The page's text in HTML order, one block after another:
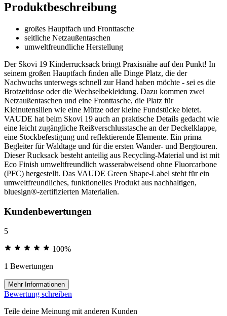
Produktbeschreibung
großes Hauptfach und Fronttasche
seitliche Netzaußentaschen
umweltfreundliche Herstellung
Der Skovi 19 Kinderrucksack bringt Praxisnähe auf den Punkt! In
seinem großen Hauptfach finden alle Dinge Platz, die der
Nachwuchs unterwegs schnell zur Hand haben möchte - sei es die
Brotzeitdose oder die Wechselbekleidung. Dazu kommen zwei
Netzaußentaschen und eine Fronttasche, die Platz für
Kleinutensilien wie eine Mütze oder kleine Fundstücke bietet.
VAUDE hat beim Skovi 19 auch an praktische Details gedacht wie
eine leicht zugängliche Reißverschlusstasche an der Deckelklappe,
eine Stockbefestigung und reflektierende Elemente. Ein prima
Begleiter für Waldtage und für die ersten Wander- und Bergtouren.
Dieser Rucksack besteht anteilig aus Recycling-Material und ist mit
Eco Finish umweltfreundlich wasserabweisend ohne Fluorcarbone
(PFC) hergestellt. Das VAUDE Green Shape-Label steht für ein
umweltfreundliches, funktionelles Produkt aus nachhaltigen,
bluesign®-zertifizierten Materialien.
Kundenbewertungen
5
100%
1 Bewertungen
Mehr Informationen
Bewertung schreiben
Teile deine Meinung mit anderen Kunden